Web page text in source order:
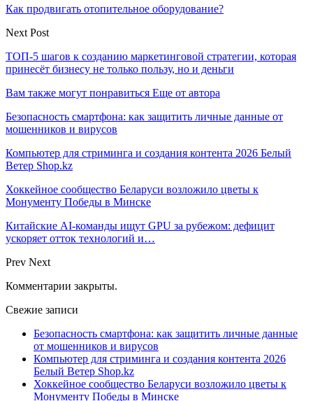
Как продвигать отопительное оборудование?
Next Post
ТОП-5 шагов к созданию маркетинговой стратегии, которая
принесёт бизнесу не только пользу, но и деньги
Вам также могут понравиться Еще от автора
Безопасность смартфона: как защитить личные данные от
мошенников и вирусов
Компьютер для стриминга и создания контента 2026 Белый
Ветер Shop.kz
Хоккейное сообщество Беларуси возложило цветы к
Монументу Победы в Минске
Китайские AI-команды ищут GPU за рубежом: дефицит
ускоряет отток технологий и…
Prev Next
Комментарии закрыты.
Свежие записи
Безопасность смартфона: как защитить личные данные
от мошенников и вирусов
Компьютер для стриминга и создания контента 2026
Белый Ветер Shop.kz
Хоккейное сообщество Беларуси возложило цветы к
Монументу Победы в Минске